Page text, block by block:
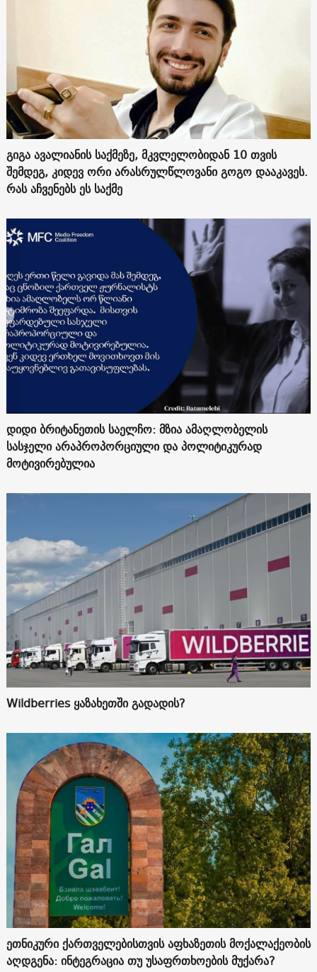
გიგა ავალიანის საქმეზე, მკვლელობიდან 10 თვის
შემდეგ, კიდევ ორი არასრულწლოვანი გოგო დააკავეს.
რას აჩვენებს ეს საქმე
დიდი ბრიტანეთის საელჩო: მზია ამაღლობელის
სასჯელი არაპროპორციული და პოლიტიკურად
მოტივირებულია
Wildberries ყაზახეთში გადადის?
ეთნიკური ქართველებისთვის აფხაზეთის მოქალაქეობის
აღდგენა: ინტეგრაცია თუ უსაფრთხოების მუქარა?